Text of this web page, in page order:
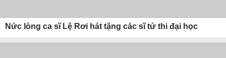
Nức lòng ca sĩ Lệ Rơi hát tặng các sĩ tử thi đại học